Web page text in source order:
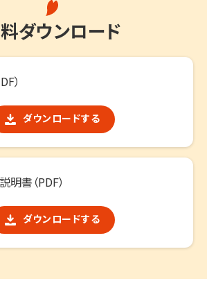
ダウンロード
）
ダウンロードする
明書（PDF）
ダウンロードする